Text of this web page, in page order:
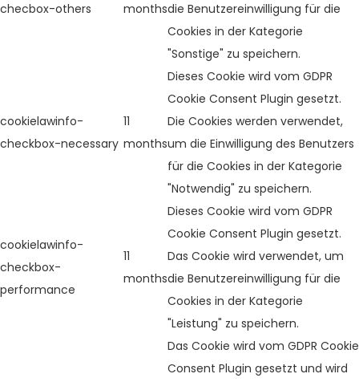
checbox-others
monthsdie Benutzereinwilligung für die
Cookies in der Kategorie
"Sonstige" zu speichern.
cookielawinfo-
checkbox-necessary
11
months
Dieses Cookie wird vom GDPR
Cookie Consent Plugin gesetzt.
Die Cookies werden verwendet,
um die Einwilligung des Benutzers
für die Cookies in der Kategorie
"Notwendig" zu speichern.
cookielawinfo-
checkbox-
performance
11
months
Dieses Cookie wird vom GDPR
Cookie Consent Plugin gesetzt.
Das Cookie wird verwendet, um
die Benutzereinwilligung für die
Cookies in der Kategorie
"Leistung" zu speichern.
Das Cookie wird vom GDPR Cookie
Consent Plugin gesetzt und wird